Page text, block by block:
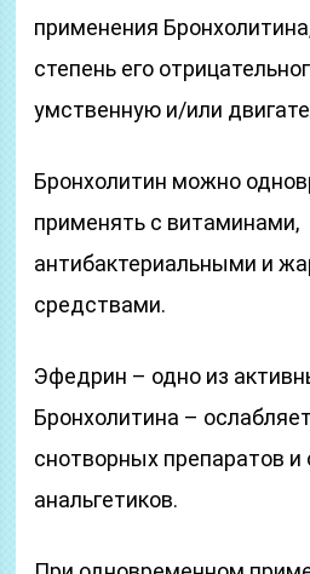
применения
степень его
умственную и/или
Бронхолитин можно
применять с витаминами,
антибактериальными и
средствами.
Эфедрин – одно из
Бронхолитина –
снотворных препаратов
анальгетиков.